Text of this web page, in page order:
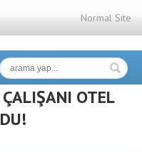
Normal Site
OTEL